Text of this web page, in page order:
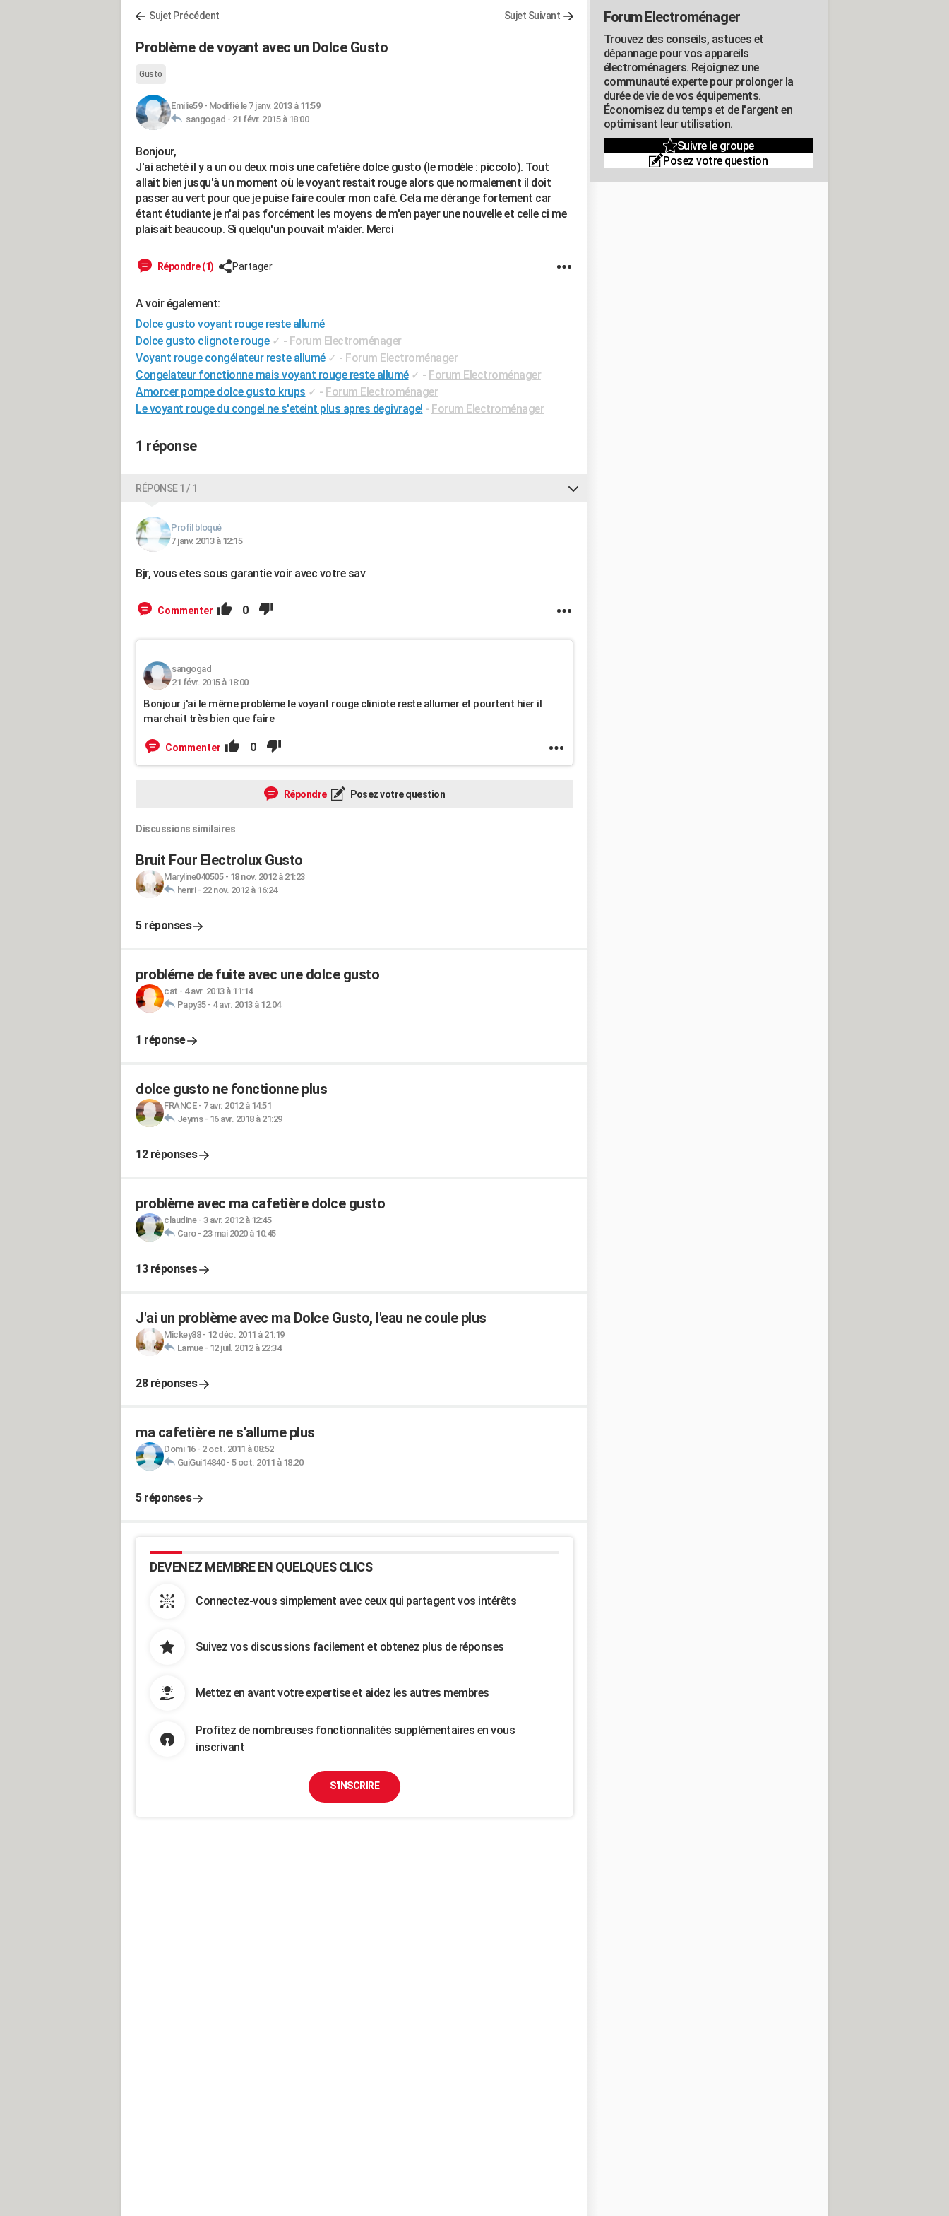
Sujet Précédent Sujet Suivant
Problème de voyant avec un Dolce Gusto
Gusto
Emilie59- Modifié le 7 janv. 2013 à 11:59
sangogad - 21 févr. 2015 à 18:00
Bonjour,
J'ai acheté il y a un ou deux mois une cafetière dolce gusto (le modèle : piccolo). Tout
allait bien jusqu'à un moment où le voyant restait rouge alors que normalement il doit
passer au vert pour que je puise faire couler mon café. Cela me dérange fortement car
étant étudiante je n'ai pas forcément les moyens de m'en payer une nouvelle et celle ci me
plaisait beaucoup. Si quelqu'un pouvait m'aider. Merci
Répondre (1) Partager
A voir également:
Dolce gusto voyant rouge reste allumé
Dolce gusto clignote rouge ✓ - Forum Electroménager
Voyant rouge congélateur reste allumé ✓ - Forum Electroménager
Congelateur fonctionne mais voyant rouge reste allumé ✓ - Forum Electroménager
Amorcer pompe dolce gusto krups ✓ - Forum Electroménager
Le voyant rouge du congel ne s'eteint plus apres degivrage! - Forum Electroménager
1 réponse
RÉPONSE 1 / 1
Profil bloqué
7 janv. 2013 à 12:15
Bjr, vous etes sous garantie voir avec votre sav
Commenter 0
sangogad
21 févr. 2015 à 18:00
Bonjour j'ai le même problème le voyant rouge cliniote reste allumer et pourtent hier il
marchait très bien que faire
Commenter 0
Répondre Posez votre question
Discussions similaires
Bruit Four Electrolux Gusto
Maryline040505- 18 nov. 2012 à 21:23
henri- 22 nov. 2012 à 16:24
5 réponses
probléme de fuite avec une dolce gusto
cat - 4 avr. 2013 à 11:14
Papy35- 4 avr. 2013 à 12:04
1 réponse
dolce gusto ne fonctionne plus
FRANCE- 7 avr. 2012 à 14:51
Jeyms- 16 avr. 2018 à 21:29
12 réponses
problème avec ma cafetière dolce gusto
claudine- 3 avr. 2012 à 12:45
Caro- 23 mai 2020 à 10:45
13 réponses
J'ai un problème avec ma Dolce Gusto, l'eau ne coule plus
Mickey88- 12 déc. 2011 à 21:19
Lamue- 12 juil. 2012 à 22:34
28 réponses
ma cafetière ne s'allume plus
Domi 16- 2 oct. 2011 à 08:52
GuiGui14840- 5 oct. 2011 à 18:20
5 réponses
DEVENEZ MEMBRE EN QUELQUES CLICS
Connectez-vous simplement avec ceux qui partagent vos intérêts
Suivez vos discussions facilement et obtenez plus de réponses
Mettez en avant votre expertise et aidez les autres membres
Profitez de nombreuses fonctionnalités supplémentaires en vous
inscrivant
S'INSCRIRE
Forum Electroménager
Trouvez des conseils, astuces et
dépannage pour vos appareils
électroménagers. Rejoignez une
communauté experte pour prolonger la
durée de vie de vos équipements.
Économisez du temps et de l'argent en
optimisant leur utilisation.
Suivre le groupe
Posez votre question